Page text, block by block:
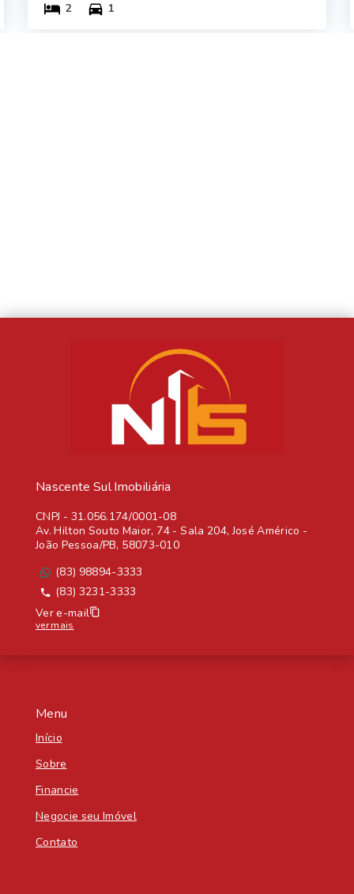
2 1
Menu
Início
Sobre
Financie
Negocie seu Imóvel
Contato
Nascente Sul Imobiliária
CNPJ - 31.056.174/0001-08
Av. Hilton Souto Maior, 74 - Sala 204, José Américo -
João Pessoa/PB, 58073-010
(83) 98894-3333
(83) 3231-3333
Ver e-mail
ver mais